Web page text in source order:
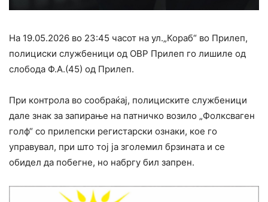
На 19.05.2026 во 23:45 часот на ул.„Кораб“ во Прилеп,
полициски службеници од ОВР Прилеп го лишиле од
слобода Ф.А.(45) од Прилеп.
При контрола во сообраќај, полициските службеници
дале знак за запирање на патничко возило „Фолксваген
голф“ со прилепски регистарски ознаки, кое го
управувал, при што тој ја зголемил брзината и се
обидел да побегне, но набргу бил запрен.